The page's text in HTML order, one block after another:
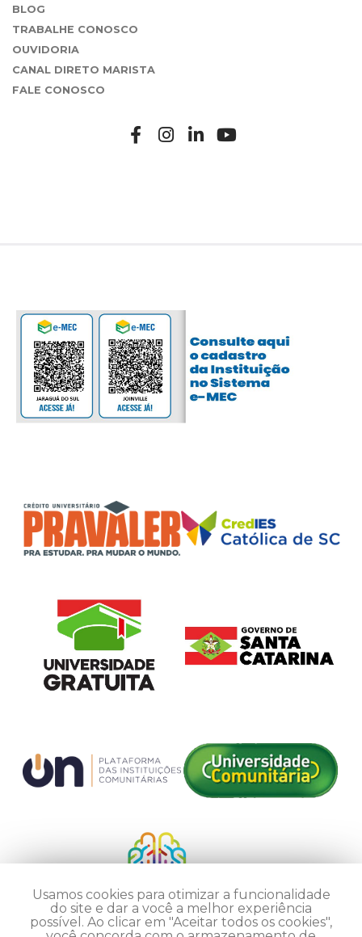
BLOG
TRABALHE CONOSCO
OUVIDORIA
CANAL DIRETO MARISTA
FALE CONOSCO
Usamos cookies para otimizar a funcionalidade
do site e dar a você a melhor experiência
possível. Ao clicar em "Aceitar todos os cookies",